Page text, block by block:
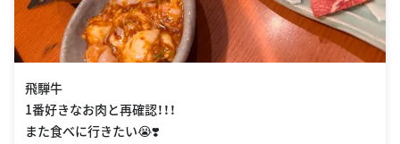
飛騨牛
1番好きなお肉と再確認！！！
また食べに行きたい😭❣️